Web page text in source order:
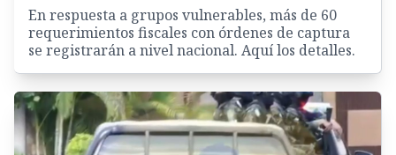
En respuesta a grupos vulnerables, más de 60
requerimientos fiscales con órdenes de captura
se registrarán a nivel nacional. Aquí los detalles.